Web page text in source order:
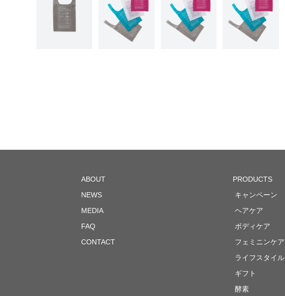
ABOUT
NEWS
MEDIA
FAQ
CONTACT
PRODUCTS
キャンペーン
ヘアケア
ボディケア
フェミニンケア
ライフスタイル
ギフト
酵素